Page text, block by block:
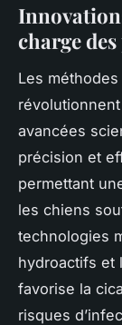
charge
Les
avancées
précision et
permettant
les chiens
technologies
hydroactifs et
favorise la
risques